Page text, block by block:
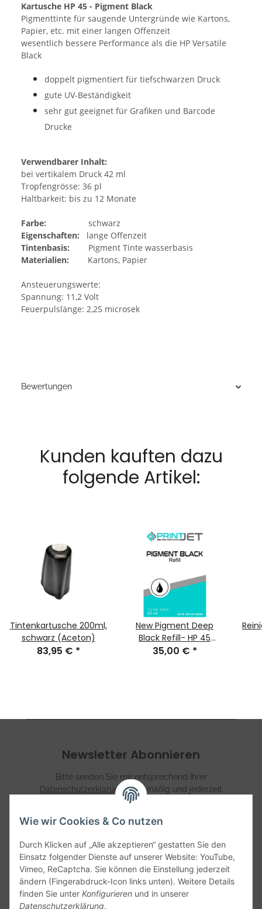
Kartusche HP 45 - Pigment Black
Pigmenttinte für saugende Untergründe wie Kartons,
Papier, etc. mit einer langen Offenzeit
wesentlich bessere Performance als die HP Versatile
Black
doppelt pigmentiert für tiefschwarzen Druck
gute UV-Beständigkeit
sehr gut geeignet für Grafiken und Barcode
Drucke
Verwendbarer Inhalt:
bei vertikalem Druck 42 ml
Tropfengrösse: 36 pl
Haltbarkeit: bis zu 12 Monate
Farbe:
schwarz
Eigenschaften: lange Offenzeit
Tintenbasis:
Pigment Tinte wasserbasis
Materialien:
Kartons, Papier
Ansteuerungswerte:
Spannung: 11,2 Volt
Feuerpulslänge: 2,25 microsek
Bewertungen
Kunden kauften dazu
folgende Artikel:
Tintenkartusche 200ml,
schwarz (Aceton)
83,95 € *
New Pigment Deep
Black Refill- HP 45
Schwarz
35,00 € *
Newsletter Abonnieren
Bitte senden Sie mir entsprechend Ihrer
Datenschutzerklärungregelmäßig und jederzeit
widerruflich Informationen zu Ihrem Produktsortiment per
Abonnieren
Informationen
Wie wir Cookies & Co nutzen
Durch Klicken auf „Alle akzeptieren“ gestatten Sie den
Einsatz folgender Dienste auf unserer Website: YouTube,
Vimeo, ReCaptcha. Sie können die Einstellung jederzeit
ändern (Fingerabdruck-Icon links unten). Weitere Details
finden Sie unter Konfigurieren und in unserer
Datenschutzerklärung.